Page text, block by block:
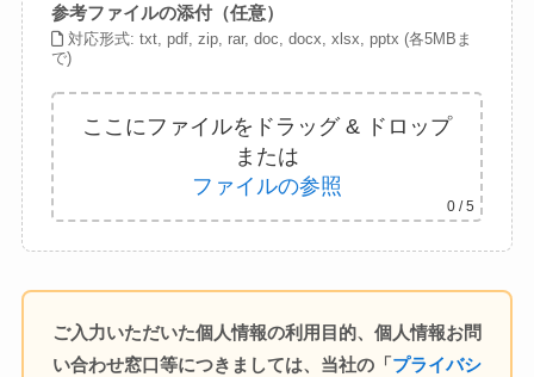
参考ファイルの添付（任意）
対応形式: txt, pdf, zip, rar, doc, docx, xlsx, pptx (各5MBま
で)
ここにファイルをドラッグ & ドロップ
または
ファイルの参照
0/ 5
ご入力いただいた個人情報の利用目的、個人情報お問
い合わせ窓口等につきましては、当社の「プライバシ